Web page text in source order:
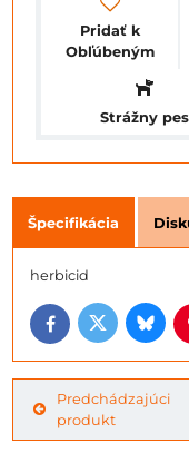
Pridať k
Obľúbeným
Strážny pes
Špecifikácia
herbicid
FacebookTwitter
Predchádzajúci
produkt